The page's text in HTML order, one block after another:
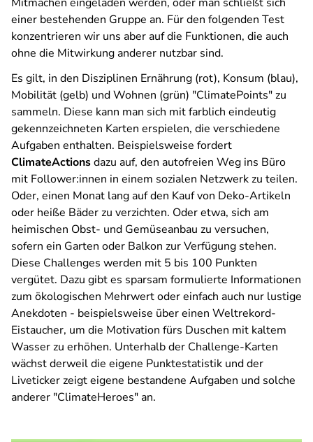
einer bestehenden Gruppe an. Für den folgenden Test
konzentrieren wir uns aber auf die Funktionen, die auch
ohne die Mitwirkung anderer nutzbar sind.
Es gilt, in den Disziplinen Ernährung (rot), Konsum (blau),
Mobilität (gelb) und Wohnen (grün) "ClimatePoints" zu
sammeln. Diese kann man sich mit farblich eindeutig
gekennzeichneten Karten erspielen, die verschiedene
Aufgaben enthalten. Beispielsweise fordert
ClimateActionsdazu auf, den autofreien Weg ins Büro
mit Follower:innen in einem sozialen Netzwerk zu teilen.
Oder, einen Monat lang auf den Kauf von Deko-Artikeln
oder heiße Bäder zu verzichten. Oder etwa, sich am
heimischen Obst- und Gemüseanbau zu versuchen,
sofern ein Garten oder Balkon zur Verfügung stehen.
Diese Challenges werden mit 5 bis 100 Punkten
vergütet. Dazu gibt es sparsam formulierte Informationen
zum ökologischen Mehrwert oder einfach auch nur lustige
Anekdoten - beispielsweise über einen Weltrekord-
Eistaucher, um die Motivation fürs Duschen mit kaltem
Wasser zu erhöhen. Unterhalb der Challenge-Karten
wächst derweil die eigene Punktestatistik und der
Liveticker zeigt eigene bestandene Aufgaben und solche
anderer "ClimateHeroes" an.